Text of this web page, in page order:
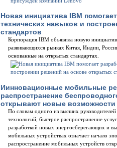
Новая инициатива IBM
технических навыков и
стандартов
Корпорация IBM объявила новую
развивающихся рынках Китая, Индии,
основанные на открытых стандартах.
Иинновационные мобильные
распространение
открывают новые возможности
По словам одного из высших
технологий, быстрое распространение
разработкой новых энергосберегающих и
мобильных устройствах означает начало
распространение мобильных устройств